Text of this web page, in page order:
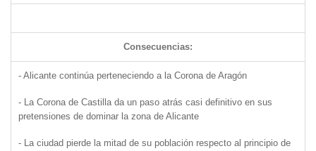
Consecuencias:
- Alicante continúa perteneciendo a la Corona de Aragón
- La Corona de Castilla da un paso atrás casi definitivo en sus
pretensiones de dominar la zona de Alicante
- La ciudad pierde la mitad de su población respecto al principio de